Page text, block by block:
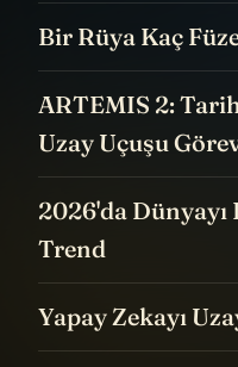
Bir Rüya Kaç
ARTEMIS 2:
Uzay Uçuşu
2026'da
Trend
Yapay Zekayı